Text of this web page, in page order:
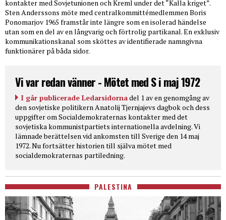
kontakter med Sovjetunionen och Kreml under det “Kalla kriget”.
Sten Anderssons möte med centralkommittémedlemmen Boris
Ponomarjov 1965 framstår inte längre som en isolerad händelse
utan som en del av en långvarig och förtrolig partikanal. En exklusiv
kommunikationskanal som sköttes av identifierade namngivna
funktionärer på båda sidor.
Vi var redan vänner - Mötet med S i maj 1972
I går publicerade Ledarsidornadel 1 av en genomgång av
den sovjetiske politikern Anatolij Tjernjajevs dagbok och dess
uppgifter om Socialdemokraternas kontakter med det
sovjetiska kommunistpartiets internationella avdelning. Vi
lämnade berättelsen vid ankomsten till Sverige den 14 maj
1972. Nu fortsätter historien till själva mötet med
socialdemokraternas partiledning.
PALESTINA